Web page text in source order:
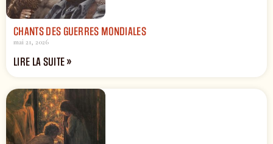
CHANTS DES GUERRES MONDIALES
mai 21, 2026
LIRE LA SUITE »